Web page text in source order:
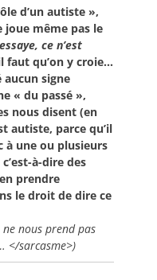
d’un autiste »,
joue même pas le
ce n’est
faut qu’on y croie…
aucun signe
« du passé »,
nous disent (en
autiste, parce qu’il
une ou plusieurs
à-dire des
prendre
le droit de dire ce
nous prend pas
</sarcasme>)